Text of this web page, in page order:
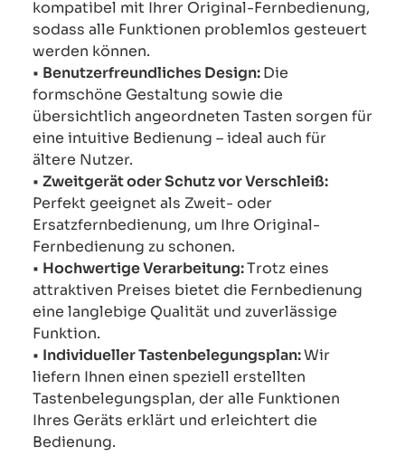
kompatibel mit Ihrer Original-Fernbedienung,
sodass alle Funktionen problemlos gesteuert
werden können.
• Benutzerfreundliches Design:Die
formschöne Gestaltung sowie die
übersichtlich angeordneten Tasten sorgen für
eine intuitive Bedienung – ideal auch für
ältere Nutzer.
• Zweitgerät oder Schutz vor Verschleiß:
Perfekt geeignet als Zweit- oder
Ersatzfernbedienung, um Ihre Original-
Fernbedienung zu schonen.
• Hochwertige Verarbeitung:Trotz eines
attraktiven Preises bietet die Fernbedienung
eine langlebige Qualität und zuverlässige
Funktion.
• Individueller Tastenbelegungsplan:Wir
liefern Ihnen einen speziell erstellten
Tastenbelegungsplan, der alle Funktionen
Ihres Geräts erklärt und erleichtert die
Bedienung.